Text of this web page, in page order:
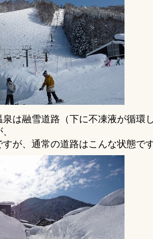
泉は融雪道路（下に不凍液が循環
すが、通常の道路はこんな状態で